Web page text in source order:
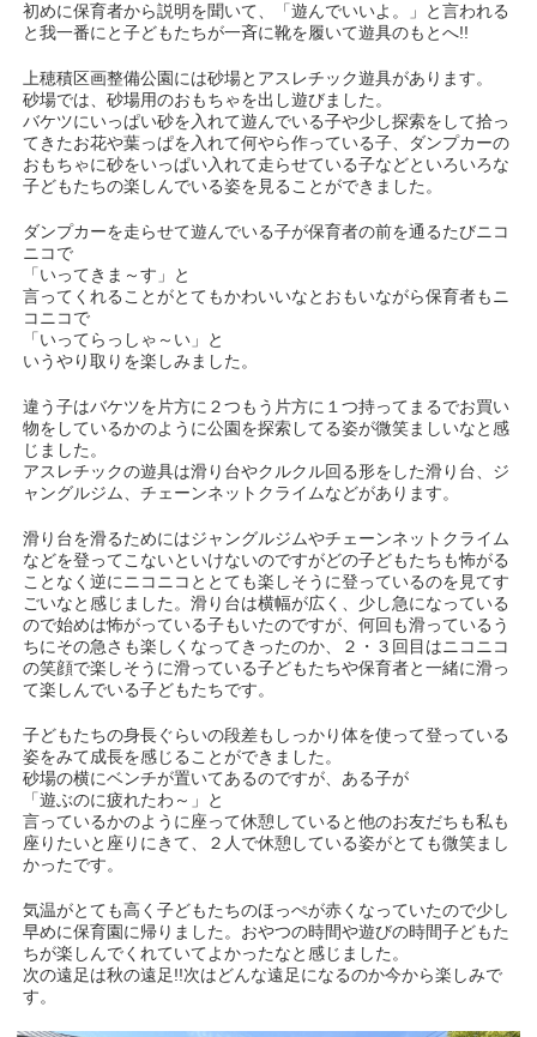
初めに保育者から説明を聞いて、「遊んでいいよ。」と言われる
と我一番にと子どもたちが一斉に靴を履いて遊具のもとへ!!
上穂積区画整備公園には砂場とアスレチック遊具があります。
砂場では、砂場用のおもちゃを出し遊びました。
バケツにいっぱい砂を入れて遊んでいる子や少し探索をして拾っ
てきたお花や葉っぱを入れて何やら作っている子、ダンプカーの
おもちゃに砂をいっぱい入れて走らせている子などといろいろな
子どもたちの楽しんでいる姿を見ることができました。
ダンプカーを走らせて遊んでいる子が保育者の前を通るたびニコ
ニコで
「いってきま～す」と
言ってくれることがとてもかわいいなとおもいながら保育者もニ
コニコで
「いってらっしゃ～い」と
いうやり取りを楽しみました。
違う子はバケツを片方に２つもう片方に１つ持ってまるでお買い
物をしているかのように公園を探索してる姿が微笑ましいなと感
じました。
アスレチックの遊具は滑り台やクルクル回る形をした滑り台、ジ
ャングルジム、チェーンネットクライムなどがあります。
滑り台を滑るためにはジャングルジムやチェーンネットクライム
などを登ってこないといけないのですがどの子どもたちも怖がる
ことなく逆にニコニコととても楽しそうに登っているのを見てす
ごいなと感じました。滑り台は横幅が広く、少し急になっている
ので始めは怖がっている子もいたのですが、何回も滑っているう
ちにその急さも楽しくなってきったのか、２・３回目はニコニコ
の笑顔で楽しそうに滑っている子どもたちや保育者と一緒に滑っ
て楽しんでいる子どもたちです。
子どもたちの身長ぐらいの段差もしっかり体を使って登っている
姿をみて成長を感じることができました。
砂場の横にベンチが置いてあるのですが、ある子が
「遊ぶのに疲れたわ～」と
言っているかのように座って休憩していると他のお友だちも私も
座りたいと座りにきて、２人で休憩している姿がとても微笑まし
かったです。
気温がとても高く子どもたちのほっぺが赤くなっていたので少し
早めに保育園に帰りました。おやつの時間や遊びの時間子どもた
ちが楽しんでくれていてよかったなと感じました。
次の遠足は秋の遠足!!次はどんな遠足になるのか今から楽しみで
す。